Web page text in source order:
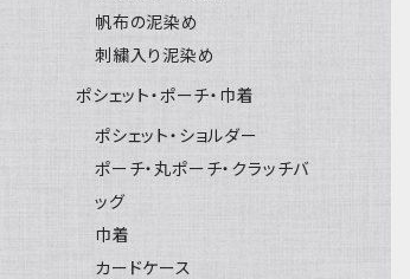
帆布の泥染め
刺繍入り泥染め
ポシェット・ポーチ・巾着
ポシェット・ショルダー
ポーチ・丸ポーチ・クラッチバ
ッグ
巾着
カードケース